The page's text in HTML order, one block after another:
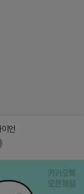
언